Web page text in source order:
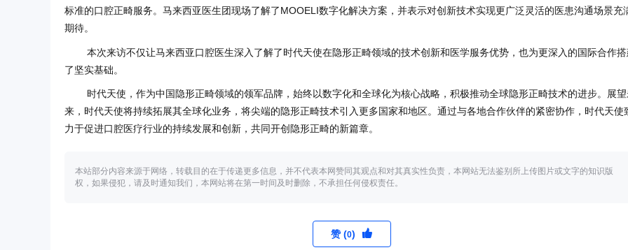
标准的口腔正畸服务。马来西亚医生团现场了解了MOOELI数字化解决方案，并表示对创新技术实现更广泛灵活的医患沟通场景充
期待。
本次来访不仅让马来西亚口腔医生深入了解了时代天使在隐形正畸领域的技术创新和医学服务优势，也为更深入的国际合作
了坚实基础。
时代天使，作为中国隐形正畸领域的领军品牌，始终以数字化和全球化为核心战略，积极推动全球隐形正畸技术的进步。展
来，时代天使将持续拓展其全球化业务，将尖端的隐形正畸技术引入更多国家和地区。通过与各地合作伙伴的紧密协作，时代天使
力于促进口腔医疗行业的持续发展和创新，共同开创隐形正畸的新篇章。
本站部分内容来源于网络，转载目的在于传递更多信息，并不代表本网赞同其观点和对其真实性负责，本网站无法鉴别所上传图片或文字的知识版
权，如果侵犯，请及时通知我们，本网站将在第一时间及时删除，不承担任何侵权责任。
赞 (0)